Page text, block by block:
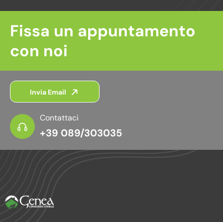
Fissa un appuntamento
con noi
Invia Email
Contattaci
+39 089/303035